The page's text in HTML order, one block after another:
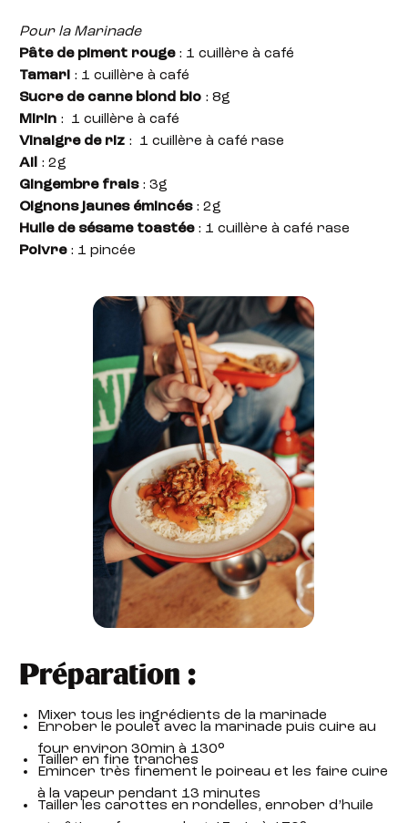
Pour la Marinade
Pâte de piment rouge: 1 cuillère à café
Tamari : 1 cuillère à café
Sucre de canne blond bio : 8g
Mirin : 1 cuillère à café
Vinaigre de riz : 1 cuillère à café rase
Ail : 2g
Gingembre frais: 3g
Oignons jaunes émincés: 2g
Huile de sésame toastée: 1 cuillère à café rase
Poivre: 1 pincée
Préparation :
Mixer tous les ingrédients de la marinade
Enrober le poulet avec la marinade puis cuire au
four environ 30min à 130°
Tailler en fine tranches
Emincer très finement le poireau et les faire cuire
à la vapeur pendant 13 minutes
Tailler les carottes en rondelles, enrober d’huile